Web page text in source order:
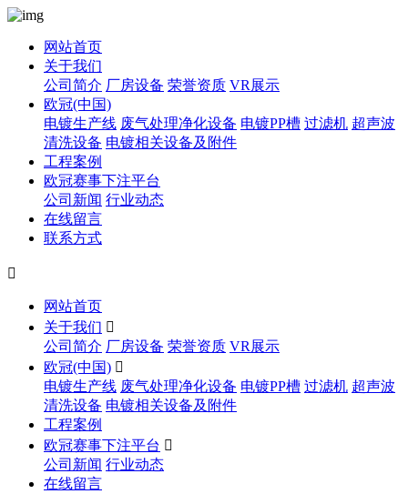
网站首页
关于我们
公司简介 厂房设备 荣誉资质 VR展示
欧冠(中国)
电镀生产线 废气处理净化设备 电镀PP槽 过滤机 超声波
清洗设备 电镀相关设备及附件
工程案例
欧冠赛事下注平台
公司新闻 行业动态
在线留言
联系方式

网站首页
关于我们 
公司简介 厂房设备 荣誉资质 VR展示
欧冠(中国) 
电镀生产线 废气处理净化设备 电镀PP槽 过滤机 超声波
清洗设备 电镀相关设备及附件
工程案例
欧冠赛事下注平台 
公司新闻 行业动态
在线留言